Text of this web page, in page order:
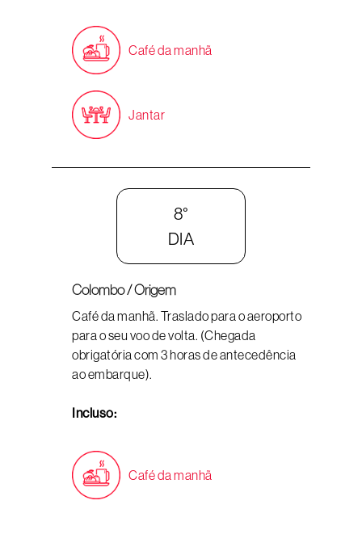
Café da manhã
Jantar
8°
DIA
Colombo / Origem
Café da manhã. Traslado para o aeroporto
para o seu voo de volta. (Chegada
obrigatória com 3 horas de antecedência
ao embarque).
Incluso:
Café da manhã